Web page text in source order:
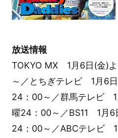
放送情報
TOKYO MX 1月6日(金)
～／とちぎテレビ 1月6
24：00～／群馬テレビ
曜24：00～／BS11 1月
24：00～／ABCテレビ